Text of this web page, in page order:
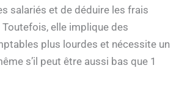
salariés et de déduire les frais
elle implique des
plus lourdes et nécessite un
s’il peut être aussi bas que 1